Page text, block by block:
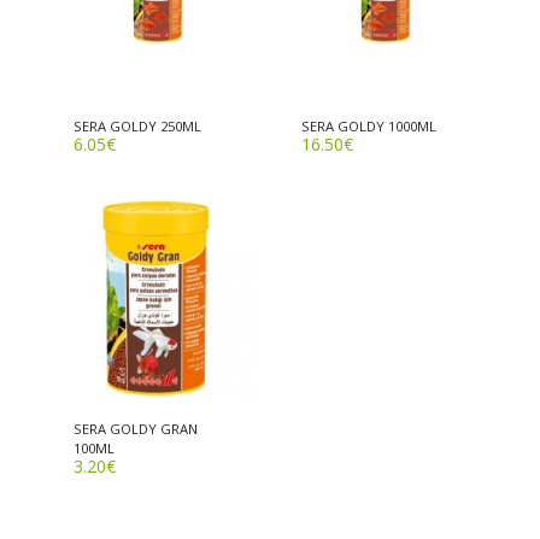
SERA GOLDY 250ML
6.05€
SERA GOLDY 1000ML
16.50€
SERA GOLDY GRAN
100ML
3.20€